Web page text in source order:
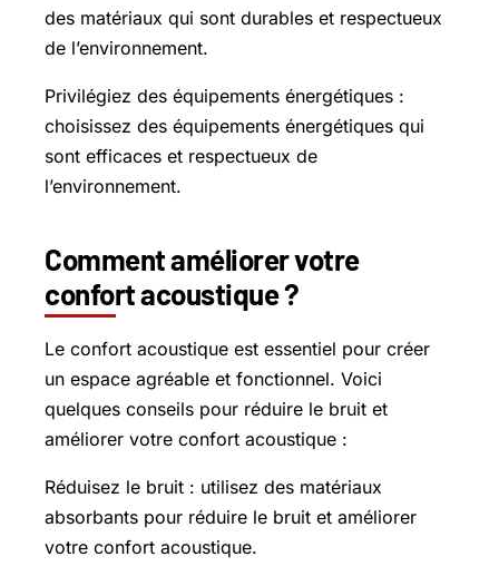
des matériaux qui sont durables et respectueux
de l’environnement.
Privilégiez des équipements énergétiques :
choisissez des équipements énergétiques qui
sont efficaces et respectueux de
l’environnement.
Comment améliorer votre
confort acoustique ?
Le confort acoustique est essentiel pour créer
un espace agréable et fonctionnel. Voici
quelques conseils pour réduire le bruit et
améliorer votre confort acoustique :
Réduisez le bruit : utilisez des matériaux
absorbants pour réduire le bruit et améliorer
votre confort acoustique.